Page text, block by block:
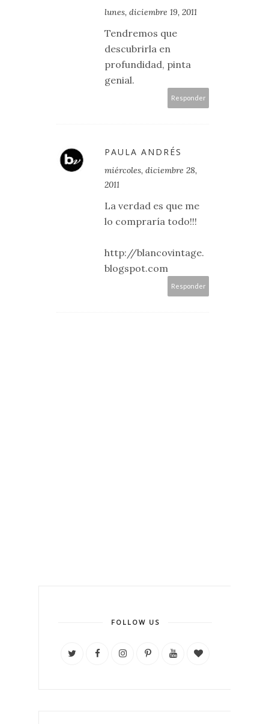
lunes, diciembre 19, 2011
Tendremos que
descubrirla en
profundidad, pinta
genial.
Responder
PAULA ANDRÉS
miércoles, diciembre 28,
2011
La verdad es que me
lo compraría todo!!!
http://blancovintage.
blogspot.com
Responder
FOLLOW US